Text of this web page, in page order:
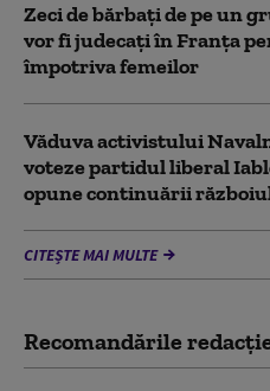
Zeci de bărbați de pe un
vor fi judecați în Franța
împotriva femeilor
Văduva activistului
voteze partidul liberal
opune continuării
CITEȘTE MAI MULTE
Recomandările